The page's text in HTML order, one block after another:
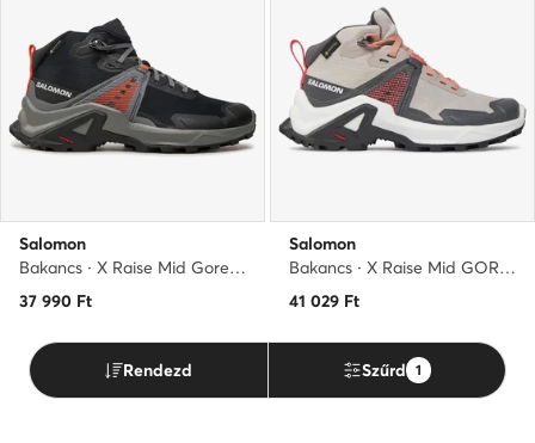
Salomon
Bakancs · X Raise Mid Gore-Tex L47458000 · Fekete
37 990 Ft
Salomon
Bakancs · X Raise Mid GORE-TEX L47071500 · Szürke
41 029 Ft
Rendezd Szűrd 1